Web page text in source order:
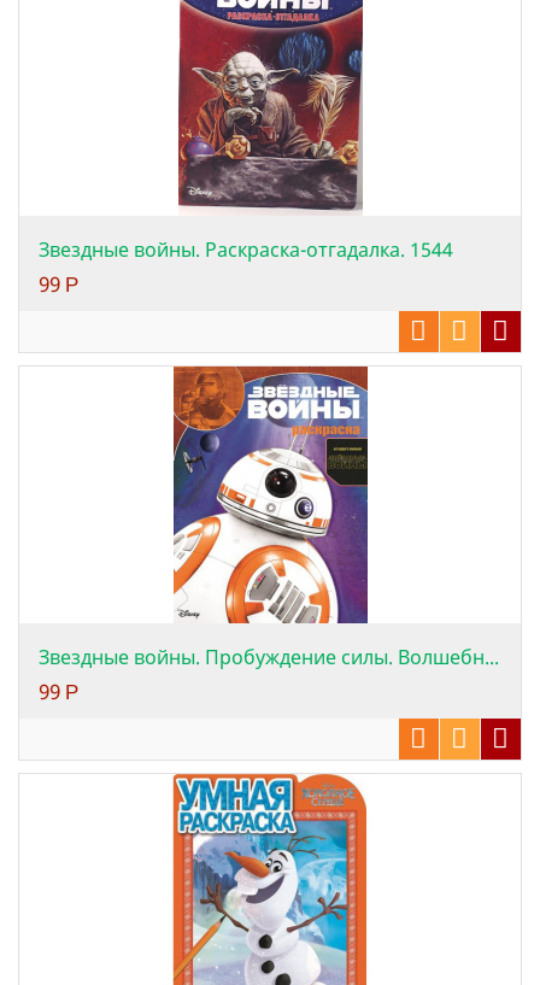
Звездные войны. Раскраска-отгадалка. 1544
99 Р
Звездные войны. Пробуждение силы. Волшебн...
99 Р